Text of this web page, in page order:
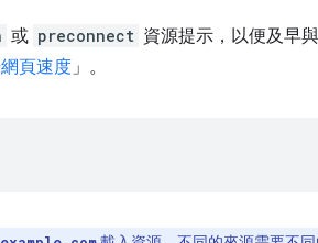
或 preconnect 資源提示，以便及早
頁速度」。